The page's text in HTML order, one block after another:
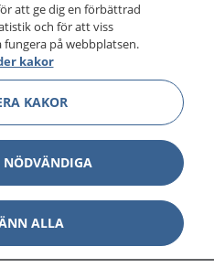
att ge dig en förbättrad
och för att viss
på webbplatsen.
kakor
KAKOR
ALLA